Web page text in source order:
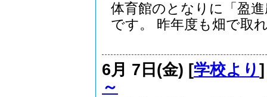
体育館のとなりに「盈
です。 昨年度も畑で取
6月 7日(金) [学校より
～